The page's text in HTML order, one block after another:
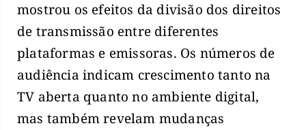
mostrou os efeitos da divisão dos direitos
de transmissão entre diferentes
plataformas e emissoras. Os números de
audiência indicam crescimento tanto na
TV aberta quanto no ambiente digital,
mas também revelam mudanças